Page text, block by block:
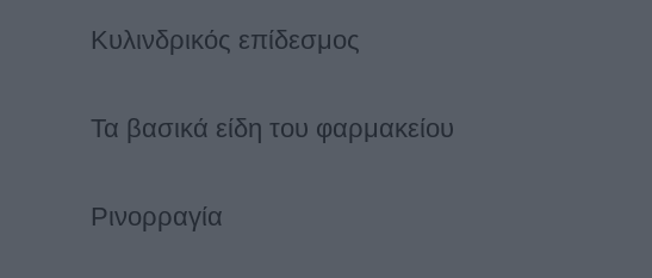
Κυλινδρικός επίδεσμος
Τα βασικά είδη του φαρμακείου
Ρινορραγία